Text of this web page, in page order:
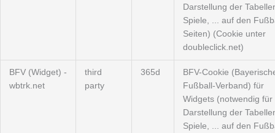
Darstellung der
Spiele, ... auf den
Seiten) (Cookie unter
doubleclick.net)
BFV (Widget) -
wbtrk.net
third
party
365d
BFV-Cookie
Fußball-Verband) für
Widgets (notwendig für
Darstellung der
Spiele, ... auf den